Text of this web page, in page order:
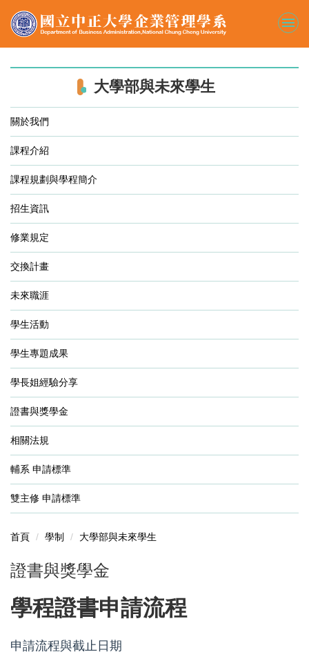
到
內
大學部與未來學生
關於我們
課程介紹
課程規劃與學程簡介
招生資訊
修業規定
交換計畫
未來職涯
學生活動
學生專題成果
學長姐經驗分享
證書與獎學金
相關法規
輔系 申請標準
雙主修 申請標準
首頁 學制 大學部與未來學生
證書與獎學金
學程證書申請流程
申請流程與截止日期